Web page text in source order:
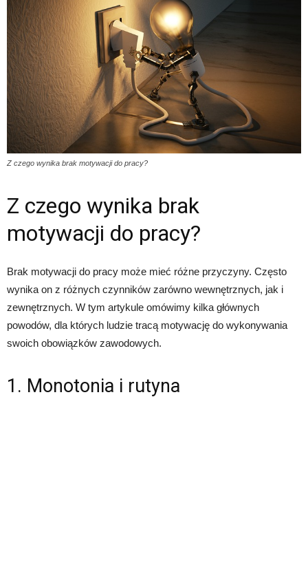
Z czego wynika brak motywacji do pracy?
Z czego wynika brak
motywacji do pracy?
Brak motywacji do pracy może mieć różne przyczyny. Często
wynika on z różnych czynników zarówno wewnętrznych, jak i
zewnętrznych. W tym artykule omówimy kilka głównych
powodów, dla których ludzie tracą motywację do wykonywania
swoich obowiązków zawodowych.
1. Monotonia i rutyna